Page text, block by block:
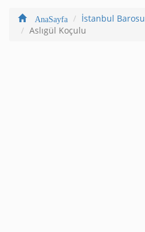
AnaSayfa İstanbul Barosu
Aslıgül Koçulu